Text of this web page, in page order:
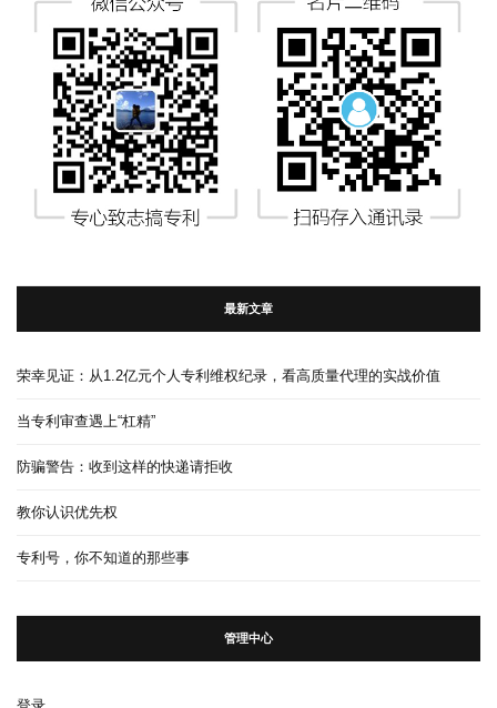
最新文章
荣幸见证：从1.2亿元个人专利维权纪录，看高质量代理的实战价值
当专利审查遇上“杠精”
防骗警告：收到这样的快递请拒收
教你认识优先权
专利号，你不知道的那些事
管理中心